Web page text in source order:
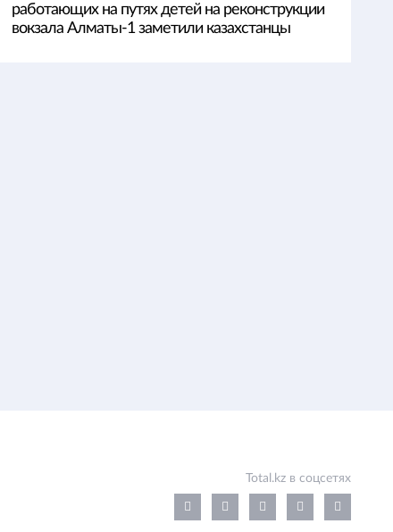
работающих на путях детей на реконструкции
вокзала Алматы-1 заметили казахстанцы
Total.kz в соцсетях